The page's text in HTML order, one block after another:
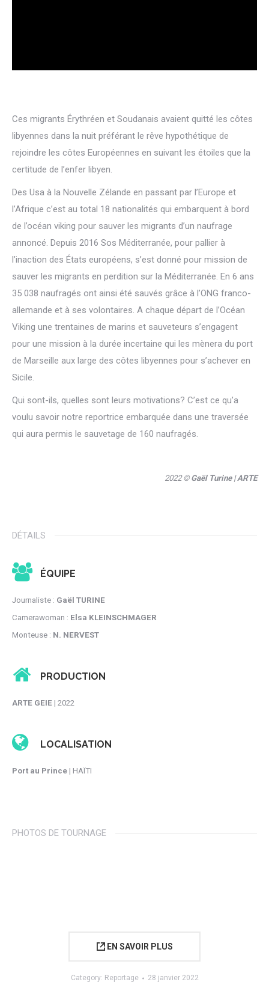
Ces migrants Érythréen et Soudanais avaient quitté les côtes
libyennes dans la nuit préférant le rêve hypothétique de
rejoindre les côtes Européennes en suivant les étoiles que la
certitude de l’enfer libyen.
Des Usa à la Nouvelle Zélande en passant par l’Europe et
l’Afrique c’est au total 18 nationalités qui embarquent à bord
de l’océan viking pour sauver les migrants d’un naufrage
annoncé. Depuis 2016 Sos Méditerranée, pour pallier à
l’inaction des États européens, s’est donné pour mission de
sauver les migrants en perdition sur la Méditerranée. En 6 ans
35 038 naufragés ont ainsi été sauvés grâce à l’ONG franco-
allemande et à ses volontaires. A chaque départ de l’Océan
Viking une trentaines de marins et sauveteurs s’engagent
pour une mission à la durée incertaine qui les mènera du port
de Marseille aux large des côtes libyennes pour s’achever en
Sicile.
Qui sont-ils, quelles sont leurs motivations? C’est ce qu’a
voulu savoir notre reportrice embarquée dans une traversée
qui aura permis le sauvetage de 160 naufragés.
2022 © Gaël Turine| ARTE
DÉTAILS
ÉQUIPE
Journaliste : Gaël TURINE
Camerawoman : Elsa KLEINSCHMAGER
Monteuse : N. NERVEST
PRODUCTION
ARTE GEIE | 2022
LOCALISATION
Port au Prince | HAÏTI
PHOTOS DE TOURNAGE
EN SAVOIR PLUS
Category: Reportage 28 janvier 2022